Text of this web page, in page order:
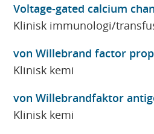
Voltage-gated calcium
Klinisk immunologi/
von Willebrand factor
Klinisk kemi
von Willebrandfaktor
Klinisk kemi